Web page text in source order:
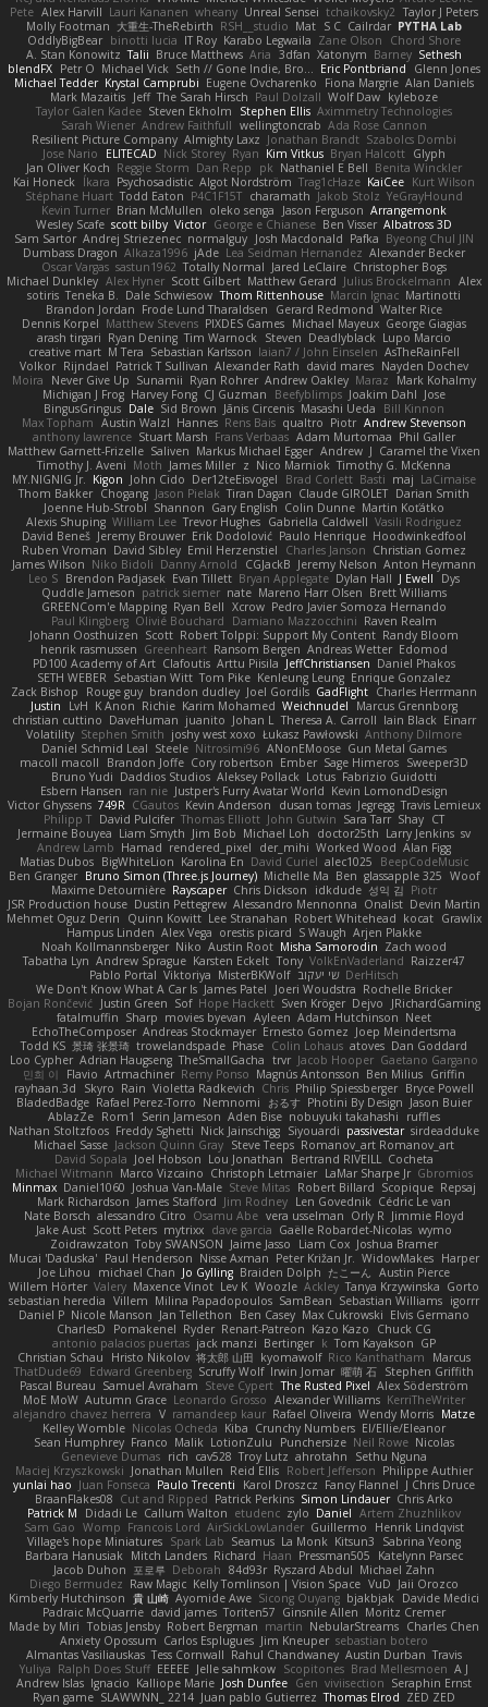
Pete Alex Harvill Lauri Kananen wheany Unreal Sensei tchaikovsky2 Taylor J Peters
Molly Footman 大重生-TheRebirth RSH__studio Mat S C Cailrdar PYTHA Lab
OddlyBigBear binotti lucia IT Roy Karabo Legwaila Zane Olson
Chord Shore
A. Stan Konowitz Talii Bruce Matthews Aria 3dfan Xatonym Barney Sethesh
blendFX Petr O Michael Vick Seth // Gone Indie, Bro... Eric Pontbriand
Glenn Jones
Michael Tedder Krystal Camprubi Eugene Ovcharenko Fiona Margrie Alan Daniels
Mark Mazaitis Jeff The Sarah Hirsch Paul Dolzall Wolf Daw kyleboze
Taylor Galen Kadee Steven Ekholm Stephen Ellis Aximmetry Technologies
Sarah Wiener Andrew Faithfull wellingtoncrab Ada Rose Cannon
Resilient Picture Company Almighty Laxz Jonathan Brandt Szabolcs Dombi
Jose Nario
ELITECAD Nick Storey Ryan Kim Vitkus Bryan Halcott Glyph
Jan Oliver Koch Reggie Storm Dan Repp pk Nathaniel E Bell Benita Winckler
Kai Honeck Íkara Psychosadistic Algot Nordström Trag1cHaze KaiCee Kurt Wilson
Stéphane Huart Todd Eaton P4C1F15T charamath Jakob Stolz YeGrayHound
Kevin Turner Brian McMullen oleko senga Jason Ferguson Arrangemonk
Wesley Scafe scott bilby Victor George e Chianese Ben Visser Albatross 3D
Sam Sartor Andrej Striezenec normalguy Josh Macdonald Pafka Byeong Chul JIN
Dumbass Dragon Alkaza1996 jAde Lea Seidman Hernandez Alexander Becker
Oscar Vargas sastun1962 Totally Normal Jared LeClaire Christopher Bogs
Michael Dunkley Alex Hyner Scott Gilbert Matthew Gerard Julius Brockelmann Alex
sotiris Teneka B. Dale Schwiesow Thom Rittenhouse Marcin Ignac Martinotti
Brandon Jordan Frode Lund Tharaldsen Gerard Redmond Walter Rice
Dennis Korpel Matthew Stevens PIXDES Games Michael Mayeux George Giagias
arash tirgari Ryan Dening Tim Warnock Steven Deadlyblack Lupo Marcio
creative mart M Tera Sebastian Karlsson Iaian7 / John Einselen AsTheRainFell
Volkor Rijndael Patrick T Sullivan Alexander Rath david mares Nayden Dochev
Moira
Never Give Up Sunamii Ryan Rohrer Andrew Oakley Maraz
Mark Kohalmy
Michigan J Frog Harvey Fong CJ Guzman Beefyblimps Joakim Dahl Jose
BingusGringus Dale Sid Brown Jānis Circenis Masashi Ueda
Bill Kinnon
Max Topham Austin Walzl Hannes Rens Bais qualtro Piotr Andrew Stevenson
anthony lawrence Stuart Marsh Frans Verbaas Adam Murtomaa Phil Galler
Matthew Garnett-Frizelle Saliven Markus Michael Egger Andrew J Caramel the Vixen
Timothy J. Aveni Moth James Miller z Nico Marniok Timothy G. McKenna
MY.NIGNIG Jr. Kigon John Cido Der12teEisvogel Brad Corlett Basti maj LaCimaise
Thom Bakker Chogang Jason Pielak Tiran Dagan Claude GIROLET Darian Smith
Joenne Hub-Strobl Shannon Gary English Colin Dunne Martin Koťátko
Alexis Shuping William Lee Trevor Hughes Gabriella Caldwell Vasili Rodriguez
David Beneš Jeremy Brouwer Erik Dodolović Paulo Henrique Hoodwinkedfool
Ruben Vroman David Sibley Emil Herzenstiel Charles Janson Christian Gomez
James Wilson Niko Bidoli Danny Arnold CGJackB Jeremy Nelson Anton Heymann
Leo S Brendon Padjasek Evan Tillett Bryan Applegate Dylan Hall J Ewell
Dys
Quddle Jameson patrick siemer nate Mareno Harr Olsen Brett Williams
GREENCom'e Mapping Ryan Bell Xcrow Pedro Javier Somoza Hernando
Paul Klingberg Olivié Bouchard Damiano Mazzocchini Raven Realm
Johann Oosthuizen Scott Robert Tolppi: Support My Content Randy Bloom
henrik rasmussen Greenheart Ransom Bergen Andreas Wetter Edomod
PD100 Academy of Art Clafoutis Arttu Piisila JeffChristiansen Daniel Phakos
SETH WEBER Sebastian Witt Tom Pike Kenleung Leung Enrique Gonzalez
Zack Bishop
Rouge guy brandon dudley Joel Gordils GadFlight Charles Herrmann
Justin
LvH K Anon Richie Karim Mohamed Weichnudel
Marcus Grennborg
christian cuttino DaveHuman juanito Johan L Theresa A. Carroll Iain Black Einarr
Volatility Stephen Smith joshy west xoxo Łukasz Pawłowski Anthony Dilmore
Daniel Schmid Leal Steele Nitrosimi96 ANonEMoose Gun Metal Games
macoll macoll
Brandon Joffe Cory robertson Ember Sage Himeros Sweeper3D
Bruno Yudi Daddios Studios Aleksey Pollack Lotus Fabrizio Guidotti
Esbern Hansen ran nie Justper's Furry Avatar World Kevin LomondDesign
Victor Ghyssens 749R CGautos Kevin Anderson dusan tomas Jegregg Travis Lemieux
Philipp T David Pulcifer Thomas Elliott John Gutwin Sara Tarr Shay CT
Jermaine Bouyea Liam Smyth Jim Bob Michael Loh doctor25th Larry Jenkins sv
Andrew Lamb Hamad rendered_pixel der_mihi Worked Wood Alan Figg
Matias Dubos BigWhiteLion Karolina En David Curiel alec1025
BeepCodeMusic
Ben Granger Bruno Simon (Three.js Journey) Michelle Ma Ben glassapple 325 Woof
Maxime Detournière Rayscaper Chris Dickson idkdude 성익 김 Piotr
JSR Production house Dustin Pettegrew Alessandro Mennonna Onalist Devin Martin
Mehmet Oguz Derin
Quinn Kowitt Lee Stranahan Robert Whitehead kocat Grawlix
Hampus Linden Alex Vega orestis picard S Waugh Arjen Plakke
Noah Kollmannsberger Niko Austin Root Misha Samorodin Zach wood
Tabatha Lyn Andrew Sprague Karsten Eckelt Tony VolkEnVaderland Raizzer47
Pablo Portal Viktoriya MisterBKWolf שי יעקוב DerHitsch
We Don't Know What A Car Is James Patel Joeri Woudstra Rochelle Bricker
Bojan Rončević Justin Green Sof Hope Hackett Sven Kröger Dejvo
JRichardGaming
fatalmuffin Sharp movies byevan Ayleen Adam Hutchinson Neet
EchoTheComposer Andreas Stockmayer Ernesto Gomez Joep Meindertsma
Todd KS 景琦 张景琦 trowelandspade Phase Colin Lohaus atoves Dan Goddard
Loo Cypher Adrian Haugseng TheSmallGacha trvr Jacob Hooper Gaetano Gargano
민희 이
Flavio Artmachiner Remy Ponso Magnús Antonsson Ben Milius Griffin
rayhaan.3d
Skyro Rain Violetta Radkevich Chris Philip Spiessberger Bryce Powell
BladedBadge Rafael Perez-Torro Nemnomi おるす Photini By Design Jason Buier
AblazZe Rom1 Serin Jameson Aden Bise nobuyuki takahashi
ruffles
Nathan Stoltzfoos Freddy Sghetti Nick Jainschigg Siyouardi passivestar sirdeadduke
Michael Sasse Jackson Quinn Gray Steve Teeps Romanov_art Romanov_art
David Sopala Joel Hobson Lou Jonathan Bertrand RIVEILL Cocheta
Michael Witmann Marco Vizcaino Christoph Letmaier LaMar Sharpe Jr Gbromios
Minmax Daniel1060 Joshua Van-Male Steve Mitas Robert Billard Scopique Repsaj
Mark Richardson James Stafford Jim Rodney Len Govednik Cédric Le van
Nate Borsch alessandro Citro Osamu Abe vera usselman Orly R Jimmie Floyd
Jake Aust Scott Peters mytrixx dave garcia Gaëlle Robardet-Nicolas wymo
Zoidrawzaton Toby SWANSON Jaime Jasso Liam Cox Joshua Bramer
Mucai 'Daduska' Paul Henderson Nisse Axman Peter Križan Jr. WidowMakes Harper
Joe Lihou
michael Chan Jo Gylling Braiden Dolph たこーん Austin Pierce
Willem Hörter Valery Maxence Vinot Lev K Woozle Ackley Tanya Krzywinska Gorto
sebastian heredia Villem Milina Papadopoulos SamBean Sebastian Williams igorrr
Daniel P Nicole Manson Jan Tellethon Ben Casey Max Cukrowski Elvis Germano
CharlesD
Pomakenel Ryder Renart-Patreon Kazo Kazo
Chuck CG
antonio palacios puertas jack manzi Bertinger k Tom Kayakson GP
Christian Schau
Hristo Nikolov 将太郎 山田 kyomawolf Rico Kanthatham
Marcus
ThatDude69
Edward Greenberg Scruffy Wolf Irwin Jomar 曜萌 石 Stephen Griffith
Pascal Bureau Samuel Avraham Steve Cypert The Rusted Pixel Alex Söderström
MoE MoW Autumn Grace Leonardo Grosso Alexander Williams KerriTheWriter
alejandro chavez herrera V ramandeep kaur Rafael Oliveira Wendy Morris Matze
Kelley Womble Nicolas Ocheda Kiba Crunchy Numbers El/Ellie/Eleanor
Sean Humphrey Franco Malik LotionZulu Punchersize Neil Rowe Nicolas
Genevieve Dumas rich cav528 Troy Lutz ahrotahn
Sethu Nguna
Maciej Krzyszkowski Jonathan Mullen Reid Ellis Robert Jefferson Philippe Authier
yunlai hao Juan Fonseca Paulo Trecenti Karol Droszcz Fancy Flannel J Chris Druce
BraanFlakes08 Cut and Ripped Patrick Perkins Simon Lindauer Chris Arko
Patrick M
Didadi Le Callum Walton etudenc zylo Daniel Artem Zhuzhlikov
Sam Gao Womp Francois Lord AirSickLowLander Guillermo
Henrik Lindqvist
Village's hope Miniatures Spark Lab Seamus La Monk Kitsun3
Sabrina Yeong
Barbara Hanusiak Mitch Landers Richard Haan Pressman505
Katelynn Parsec
Jacob Duhon 포로루 Deborah 84d93r Ryszard Abdul Michael Zahn
Diego Bermudez Raw Magic Kelly Tomlinson | Vision Space VuD Jaii Orozco
Kimberly Hutchinson 貴 山崎 Ayomide Awe Sicong Ouyang bjakbjak Davide Medici
Padraic McQuarrie david james Toriten57 Ginsnile Allen Moritz Cremer
Made by Miri Tobias Jensby Robert Bergman martin NebularStreams Charles Chen
Anxiety Opossum Carlos Esplugues Jim Kneuper sebastian botero
Almantas Vasiliauskas Tess Cornwall Rahul Chandwaney Austin Durban Travis
Yuliya Ralph Does Stuff EEEEE Jelle sahmkow Scopitones Brad Mellesmoen A J
Andrew Islas Ignacio Kalliope Marie Josh Dunfee Gen viviisection Seraphin Ernst
Ryan game SLAWWNN_ 2214 Juan pablo Gutierrez Thomas Elrod ZED ZED